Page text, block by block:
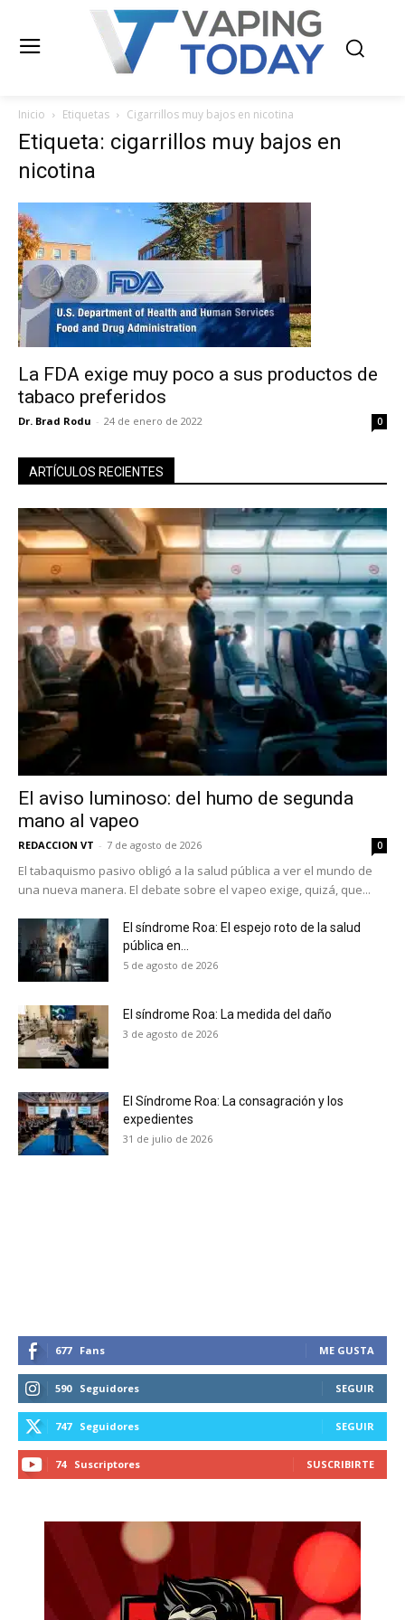
No te pierdas de las
Inicio Etiquetas Cigarrillos muy bajos en nicotina
Etiqueta: cigarrillos muy bajos en
nicotina
La FDA exige muy poco a sus productos de
tabaco preferidos
Dr. Brad Rodu - 24 de enero de 2022 0
ARTÍCULOS RECIENTES
El aviso luminoso: del humo de segunda
mano al vapeo
REDACCION VT - 7 de agosto de 2026 0
El tabaquismo pasivo obligó a la salud pública a ver el mundo de
una nueva manera. El debate sobre el vapeo exige, quizá, que...
El síndrome Roa: El espejo roto de la salud
pública en...
5 de agosto de 2026
El síndrome Roa: La medida del daño
3 de agosto de 2026
El Síndrome Roa: La consagración y los
expedientes
31 de julio de 2026
677 Fans ME GUSTA
590 Seguidores SEGUIR
747 Seguidores SEGUIR
74 Suscriptores SUSCRIBIRTE